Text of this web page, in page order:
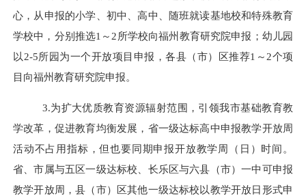
心，从申报的小学、初中、高中、随班就读基地校和特殊教育
学校中，分别推选1～2所学校向福州教育研究院申报 ； 幼儿园
以2-5所园为一个开放项目申报，各县（市）区推荐1～2个项
目向福州教育研究院申报。
3.为扩大优质教育资源辐射范围，引领我市基础教育教
学改革，促进教育均衡发展，省一级达标高中申报教学开放周
活动不占用指标，但也要同期申报开放教学周（日）时间。
省、市属与五区一级达标校、长乐区与六县（市）一中可申报
教学开放周，县（市）区其他一级达标校以教学开放日形式申